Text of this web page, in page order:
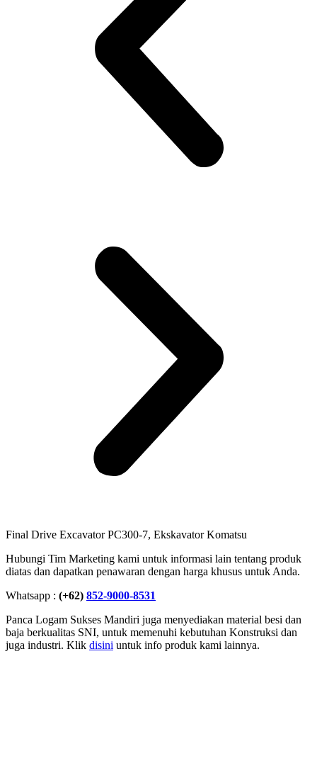
Final Drive Excavator PC300-7, Ekskavator Komatsu
Hubungi Tim Marketing kami untuk informasi lain tentang produk
diatas dan dapatkan penawaran dengan harga khusus untuk Anda.
Whatsapp : (+62) 852-9000-8531
Panca Logam Sukses Mandiri juga menyediakan material besi dan
baja berkualitas SNI, untuk memenuhi kebutuhan Konstruksi dan
juga industri. Klik disini untuk info produk kami lainnya.